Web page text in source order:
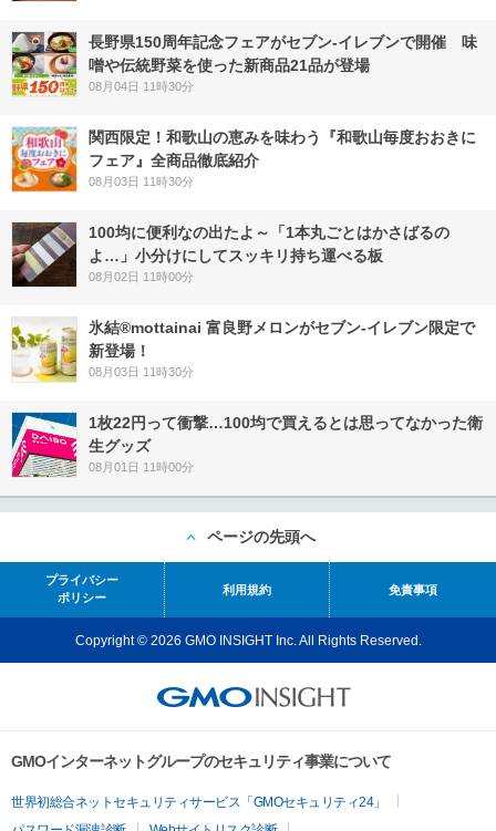
長野県150周年記念フェアがセブン-イレブンで開催 味
噌や伝統野菜を使った新商品21品が登場
08月04日 11時30分
関西限定！和歌山の恵みを味わう『和歌山毎度おおきに
フェア』全商品徹底紹介
08月03日 11時30分
100均に便利なの出たよ～「1本丸ごとはかさばるの
よ…」小分けにしてスッキリ持ち運べる板
08月02日 11時00分
氷結®mottainai 富良野メロンがセブン‐イレブン限定で
新登場！
08月03日 11時30分
1枚22円って衝撃…100均で買えるとは思ってなかった衛
生グッズ
08月01日 11時00分
ページの先頭へ
プライバシー
ポリシー
利用規約 免責事項
Copyright © 2026 GMO INSIGHT Inc. All Rights Reserved.
GMOインターネットグループのセキュリティ事業について
世界初総合ネットセキュリティサービス「GMOセキュリティ24」